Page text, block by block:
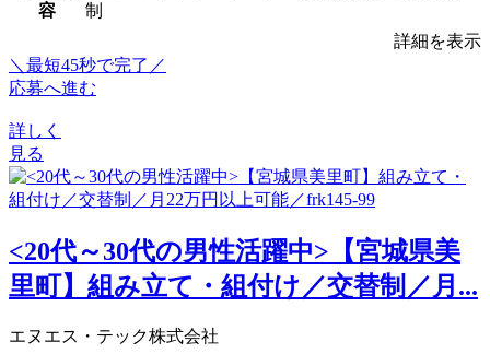
容
制
詳細を表示
＼最短45秒で完了／
応募へ進む
詳しく
見る
<20代～30代の男性活躍中>【宮城県美
里町】組み立て・組付け／交替制／月...
エヌエス・テック株式会社